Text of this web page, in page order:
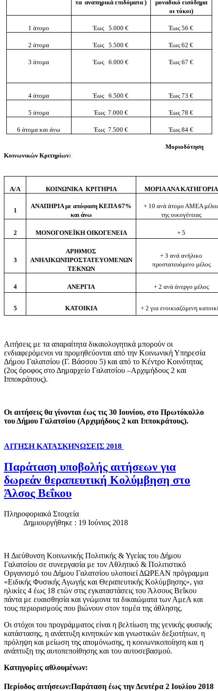
τα αναπηρικά επιδόματα )
μοναδικό εισόδημα
οι τόκοι)
1 άτομο Έως 5.000 € Έως 56 €
2 άτομα Έως 5.500 € Έως 62 €
3 άτομα Έως 6.000 € Έως 67 €
4 άτομα Έως 6.500 € Έως 73 €
5 άτομα Έως 7.000 € Έως 78 €
6 άτομα και άνω Έως 7.500 € Έως 84 €
Μοριοδότηση
Κοινωνικών Κριτηρίων:
A/A ΚΟΙΝΩΝΙΚΑ ΚΡΙΤΗΡΙΑ ΜΟΡΙΑ ΑΝΑ ΚΑΤΗΓΟΡΙΑ
1
ΑΝΑΠΗΡΙΑ με απόφαση ΚΕΠΑ 67%
και άνω
+ 10 ανά άτομο ΑΜΕΑ
της οικογένειας
2 ΜΟΝΟΓΟΝΕΪΚΗ ΟΙΚΟΓΕΝΕΙΑ + 5
3
ΑΡΙΘΜΟΣ
ΑΝΗΛΙΚΩΝΠΡΟΣΤΑΤΕΥΟΜΕΝΩΝ
ΤΕΚΝΩΝ
+ 3 ανά ανήλικο
προστατευόμενο μέλος
4 ΑΝΕΡΓΙΑ + 2 ανά άνεργο μέλος
5 ΚΑΤΟΙΚΙΑ + 2 για ενοικιαζόμενη
Αιτήσεις με τα απαραίτητα δικαιολογητικά μπορούν οι
ενδιαφερόμενοι να προμηθεύονται από την Κοινωνική Υπηρεσία
Δήμου Γαλατσίου (Γ. Βάσσου 5) και από το Κέντρο Κοινότητας
(2ος όροφος στο Δημαρχείο Γαλατσίου –Αρχιμήδους 2 και
Ιπποκράτους).
Οι αιτήσεις θα γίνονται έως τις 30 Ιουνίου, στο Πρωτόκολλο
του Δήμου Γαλατσίου (Αρχιμήδους 2 και Ιπποκράτους).
ΑΙΤΗΣΗ ΚΑΤΑΣΚΗΝΩΣΕΙΣ 2018
Παράταση υποβολής αιτήσεων για
δωρεάν θεραπευτική Κολύμβηση στο
Άλσος Βεΐκου
Πληροφοριακά Στοιχεία
Δημιουργήθηκε : 19 Ιούνιος 2018
Η Διεύθυνση Κοινωνικής Πολιτικής & Υγείας του Δήμου
Γαλατσίου σε συνεργασία με τον Αθλητικό & Πολιτιστικό
Οργανισμό του Δήμου Γαλατσίου υλοποιεί ΔΩΡΕΑΝ πρόγραμμα
«Ειδικής Φυσικής Αγωγής και Θεραπευτικής Κολύμβησης», για
ηλικίες 4 έως 18 ετών στις εγκαταστάσεις του Άλσους Βεΐκου
πάντα με ευαισθησία και γνώμονα τα δικαιώματα των ΑμεΑ και
τους περιορισμούς που βιώνουν στον τομέα της άθλησης.
Οι στόχοι του προγράμματος είναι η βελτίωση της γενικής φυσικής
κατάστασης, η ανάπτυξη κινητικών και γνωστικών δεξιοτήτων, η
πρόληψη και μείωση της απομόνωσης, η κοινωνικοποίηση και η
ανάπτυξη της αυτοπεποίθησης και του αυτοσεβασμού.
Κατηγορίες αθλουμένων:
Περίοδος αιτήσεων:Παράταση έως την Δευτέρα 2 Ιουλίου 2018